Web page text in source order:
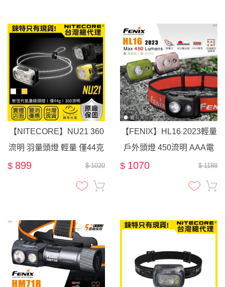
【NITECORE】NU21 360
流明 羽量頭燈 輕量 僅44克
百岳 越野跑 登山 LED頭燈
TYPE-C充電
$ 1020
$ 899
【FENIX】HL16 2023輕量
戶外頭燈 450流明 AAA電
池 紅白光 登山 露營 跑步
$ 1188
$ 1070